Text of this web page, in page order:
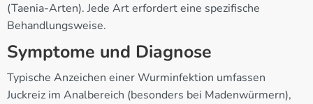
(Taenia-Arten). Jede Art erfordert eine spezifische
Behandlungsweise.
Symptome und Diagnose
Typische Anzeichen einer Wurminfektion umfassen
Juckreiz im Analbereich (besonders bei Madenwürmern),